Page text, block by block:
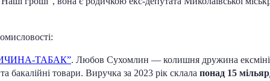
ТАБАК”. Любов Сухомлин — колишня дружина
бакалійні товари. Виручка за 2023 рік склала понад 15